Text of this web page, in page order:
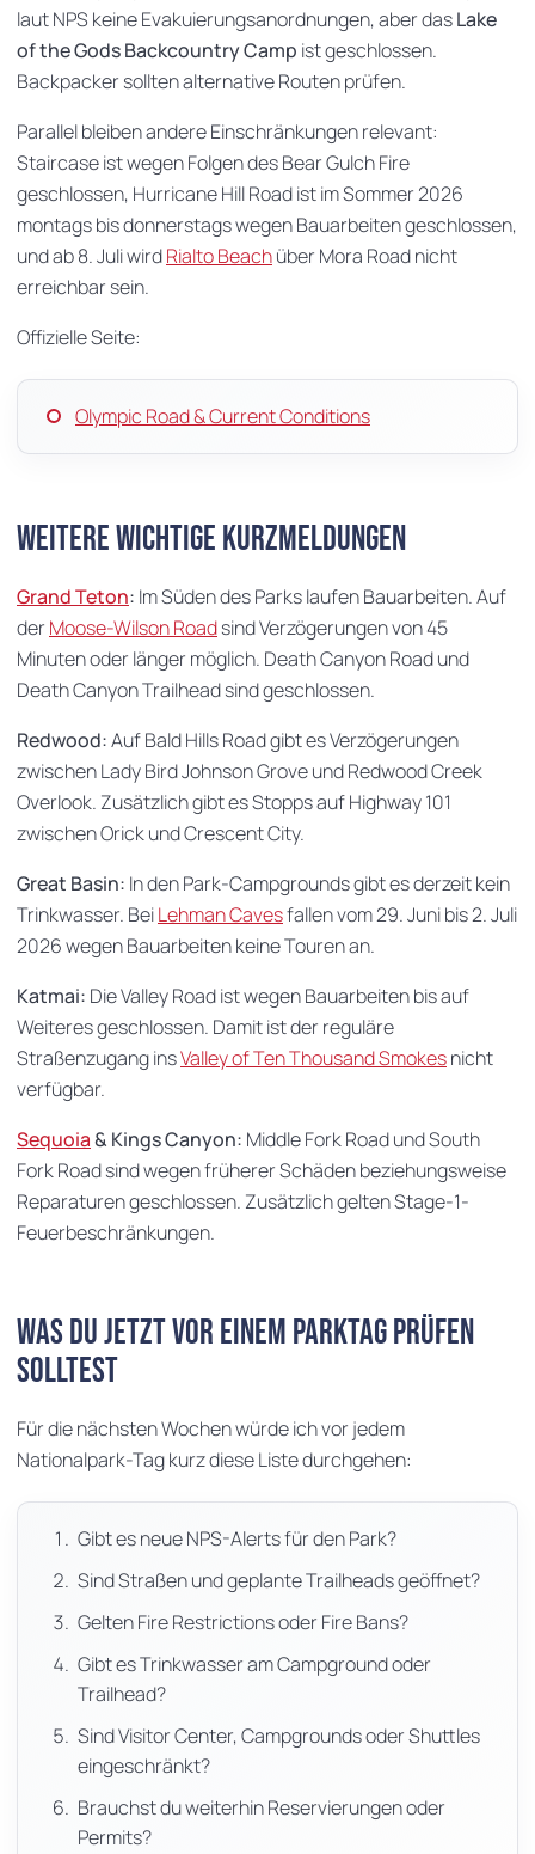
laut NPS keine Evakuierungsanordnungen, aber dasLake
of the Gods Backcountry Camp ist geschlossen.
Backpacker sollten alternative Routen prüfen.
Parallel bleiben andere Einschränkungen relevant:
Staircase ist wegen Folgen des Bear Gulch Fire
geschlossen, Hurricane Hill Road ist im Sommer 2026
montags bis donnerstags wegen Bauarbeiten geschlossen,
und ab 8. Juli wirdRialto Beachüber Mora Road nicht
erreichbar sein.
Offizielle Seite:
Olympic Road & Current Conditions
Weitere wichtige Kurzmeldungen
Grand Teton: Im Süden des Parks laufen Bauarbeiten. Auf
der Moose-Wilson Roadsind Verzögerungen von 45
Minuten oder länger möglich. Death Canyon Road und
Death Canyon Trailhead sind geschlossen.
Redwood:Auf Bald Hills Road gibt es Verzögerungen
zwischen Lady Bird Johnson Grove und Redwood Creek
Overlook. Zusätzlich gibt es Stopps auf Highway 101
zwischen Orick und Crescent City.
Great Basin: In den Park-Campgrounds gibt es derzeit kein
Trinkwasser. BeiLehman Cavesfallen vom 29. Juni bis 2. Juli
2026 wegen Bauarbeiten keine Touren an.
Katmai: Die Valley Road ist wegen Bauarbeiten bis auf
Weiteres geschlossen. Damit ist der reguläre
Straßenzugang insValley of Ten Thousand Smokesnicht
verfügbar.
Sequoia& Kings Canyon: Middle Fork Road und South
Fork Road sind wegen früherer Schäden beziehungsweise
Reparaturen geschlossen. Zusätzlich gelten Stage-1-
Feuerbeschränkungen.
Was du jetzt vor einem Parktag prüfen
solltest
Für die nächsten Wochen würde ich vor jedem
Nationalpark-Tag kurz diese Liste durchgehen:
Gibt es neue NPS-Alerts für den Park?
Sind Straßen und geplante Trailheads geöffnet?
Gelten Fire Restrictions oder Fire Bans?
Gibt es Trinkwasser am Campground oder
Trailhead?
Sind Visitor Center, Campgrounds oder Shuttles
eingeschränkt?
Brauchst du weiterhin Reservierungen oder
Permits?